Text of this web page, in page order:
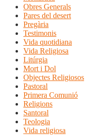
Obres Generals
Pares del desert
Pregària
Testimonis
Vida quotidiana
Vida Religiosa
Litúrgia
Mort i Dol
Objectes Religiosos
Pastoral
Primera Comunió
Religions
Santoral
Teologia
Vida religiosa